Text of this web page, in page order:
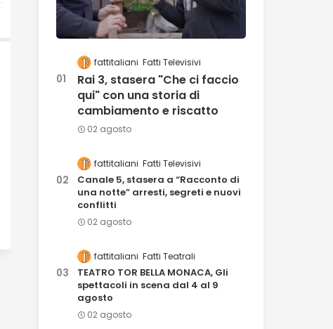
fattitaliani Fatti Televisivi
Rai 3, stasera "Che ci faccio
qui" con una storia di
cambiamento e riscatto
02 agosto
fattitaliani Fatti Televisivi
Canale 5, stasera a “Racconto di
una notte” arresti, segreti e nuovi
conflitti
02 agosto
fattitaliani Fatti Teatrali
TEATRO TOR BELLA MONACA, Gli
spettacoli in scena dal 4 al 9
agosto
02 agosto